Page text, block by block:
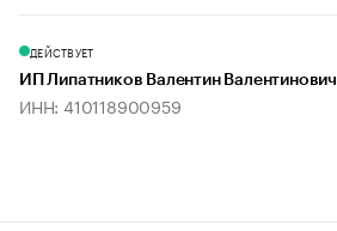
ДЕЙСТВУЕТ
ИП Липатников Валентин Валентинович
ИНН: 410118900959